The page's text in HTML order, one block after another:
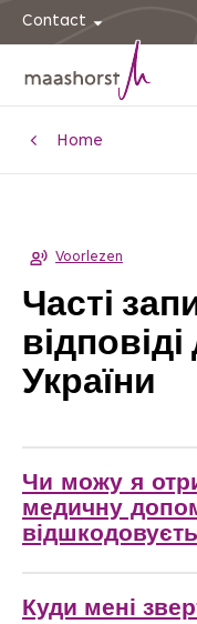
Contact
Home
Voorlezen
Часті
України
Чи можу я
медичну
Куди мені